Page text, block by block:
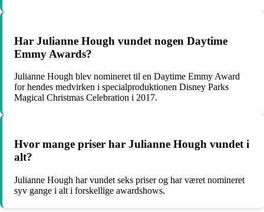
Har Julianne Hough vundet nogen Daytime
Emmy Awards?
Julianne Hough blev nomineret til en Daytime Emmy Award
for hendes medvirken i specialproduktionen Disney Parks
Magical Christmas Celebration i 2017.
Hvor mange priser har Julianne Hough vundet i
alt?
Julianne Hough har vundet seks priser og har været nomineret
syv gange i alt i forskellige awardshows.